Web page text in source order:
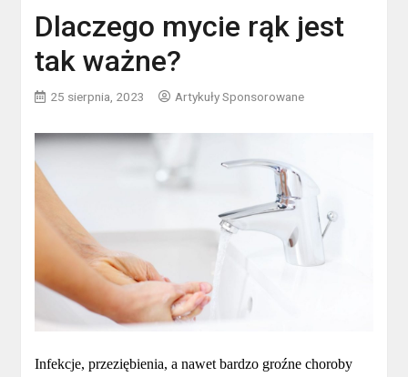
Dlaczego mycie rąk jest
tak ważne?
25 sierpnia, 2023 Artykuły Sponsorowane
Infekcje, przeziębienia, a nawet bardzo groźne choroby